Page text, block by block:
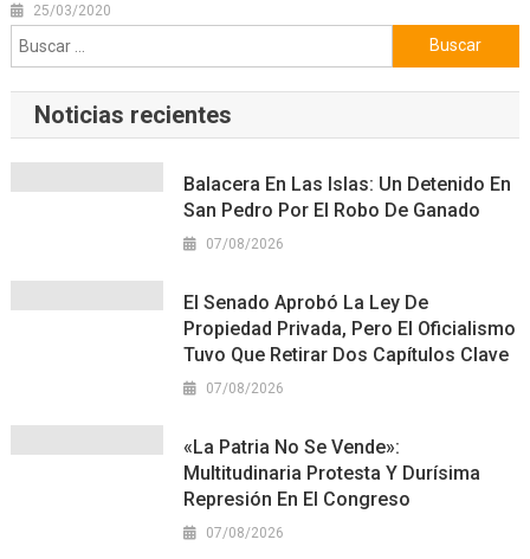
25/03/2020
Buscar:
Noticias recientes
Balacera En Las Islas: Un Detenido En
San Pedro Por El Robo De Ganado
07/08/2026
El Senado Aprobó La Ley De
Propiedad Privada, Pero El Oficialismo
Tuvo Que Retirar Dos Capítulos Clave
07/08/2026
«La Patria No Se Vende»:
Multitudinaria Protesta Y Durísima
Represión En El Congreso
07/08/2026